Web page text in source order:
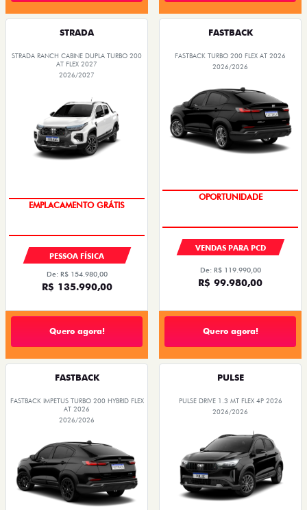
STRADA
STRADA RANCH CABINE DUPLA TURBO 200
AT FLEX 2027
2026/2027
OPORTUNIDADE
PESSOA FÍSICA
De: R$ 154.980,00
R$ 135.990,00
Quero agora!
FASTBACK
FASTBACK TURBO 200 FLEX AT 2026
2026/2026
OPORTUNIDADE
VENDAS PARA PCD
De: R$ 119.990,00
R$ 99.980,00
Quero agora!
FASTBACK
FASTBACK IMPETUS TURBO 200 HYBRID FLEX
AT 2026
2026/2026
PULSE
PULSE DRIVE 1.3 MT FLEX 4P 2026
2026/2026